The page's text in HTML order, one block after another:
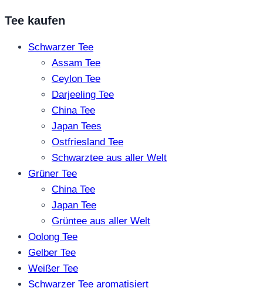
Tee kaufen
Schwarzer Tee
Assam Tee
Ceylon Tee
Darjeeling Tee
China Tee
Japan Tees
Ostfriesland Tee
Schwarztee aus aller Welt
Grüner Tee
China Tee
Japan Tee
Grüntee aus aller Welt
Oolong Tee
Gelber Tee
Weißer Tee
Schwarzer Tee aromatisiert